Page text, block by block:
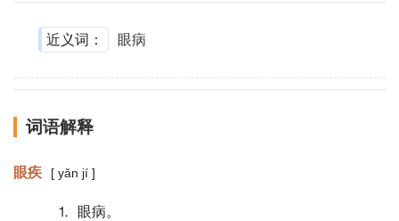
近义词： 眼病
词语解释
眼疾 [ yǎn jí ]
⒈ 眼病。